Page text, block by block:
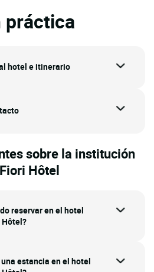
práctica
hotel e itinerario
sobre la institución
Hôtel
reservar en el hotel
Hôtel?
estancia en el hotel